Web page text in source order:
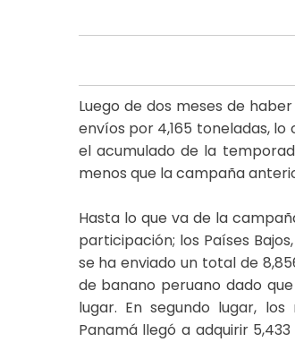
Luego de dos meses de
envíos por 4,165 toneladas, lo
el acumulado de la
menos que la campaña
Hasta lo que va de la
participación; los Países
se ha enviado un total de
de banano peruano dado
lugar. En segundo lugar,
Panamá llegó a adquirir